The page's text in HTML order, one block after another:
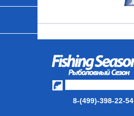
8-(499)-398-22-54